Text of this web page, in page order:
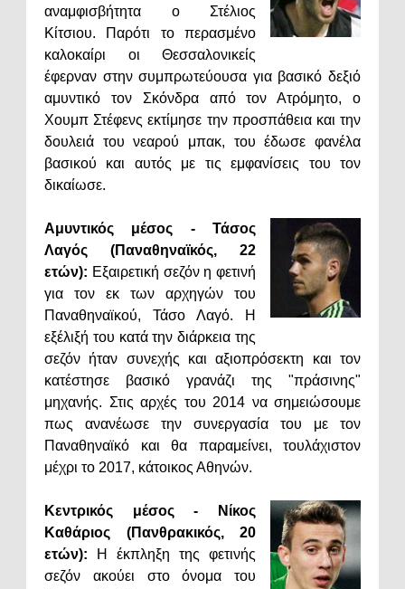
αναμφισβήτητα ο Στέλιος
Κίτσιου. Παρότι το περασμένο
καλοκαίρι οι Θεσσαλονικείς
έφερναν στην συμπρωτεύουσα για βασικό δεξιό
αμυντικό τον Σκόνδρα από τον Ατρόμητο, ο
Χουμπ Στέφενς εκτίμησε την προσπάθεια και την
δουλειά του νεαρού μπακ, του έδωσε φανέλα
βασικού και αυτός με τις εμφανίσεις του τον
δικαίωσε.
Αμυντικός μέσος - Τάσος
Λαγός (Παναθηναϊκός, 22
ετών): Εξαιρετική σεζόν η φετινή
για τον εκ των αρχηγών του
Παναθηναϊκού, Τάσο Λαγό. Η
εξέλιξή του κατά την διάρκεια της
σεζόν ήταν συνεχής και αξιοπρόσεκτη και τον
κατέστησε βασικό γρανάζι της "πράσινης"
μηχανής. Στις αρχές του 2014 να σημειώσουμε
πως ανανέωσε την συνεργασία του με τον
Παναθηναϊκό και θα παραμείνει, τουλάχιστον
μέχρι το 2017, κάτοικος Αθηνών.
Κεντρικός μέσος - Νίκος
Καθάριος (Πανθρακικός, 20
ετών):
Η έκπληξη της φετινής
σεζόν ακούει στο όνομα του